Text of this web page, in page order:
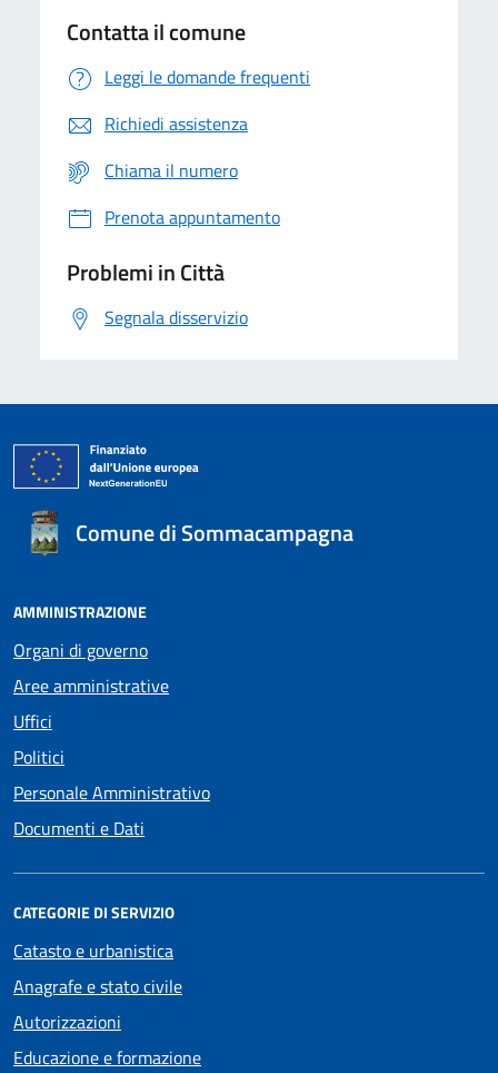
Contatta il comune
Leggi le domande frequenti
Richiedi assistenza
Chiama il numero
Prenota appuntamento
Problemi in Città
Segnala disservizio
Comune di Sommacampagna
AMMINISTRAZIONE
Organi di governo
Aree amministrative
Uffici
Politici
Personale Amministrativo
Documenti e Dati
CATEGORIE DI SERVIZIO
Catasto e urbanistica
Anagrafe e stato civile
Autorizzazioni
Educazione e formazione